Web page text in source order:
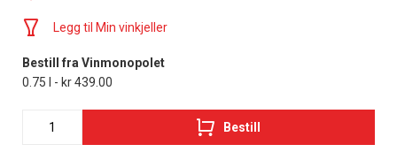
Legg til Min vinkjeller
Bestill fra Vinmonopolet
0.75 l - kr 439.00
Bestill